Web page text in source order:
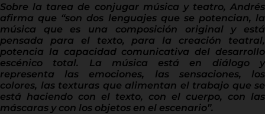
Sobre la tarea de conjugar música y teatro, Andrés
afirma que “son dos lenguajes que se potencian, la
música que es una composición original y está
pensada para el texto, para la creación teatral,
potencia la capacidad comunicativa del desarrollo
escénico total. La música está en diálogo y
representa las emociones, las sensaciones, los
colores, las texturas que alimentan el trabajo que se
está haciendo con el texto, con el cuerpo, con las
máscaras y con los objetos en el escenario”.